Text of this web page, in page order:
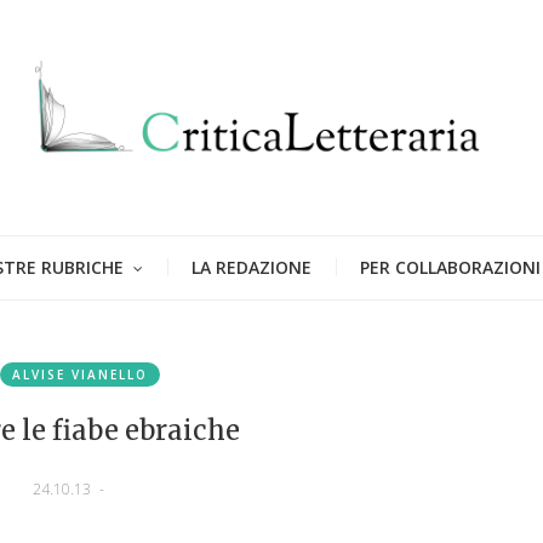
RUBRICHE LA REDAZIONE PER COLLABORAZIONI
ALVISE VIANELLO
le fiabe ebraiche
24.10.13 -